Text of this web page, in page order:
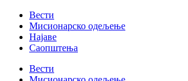
Вести
Мисионарско одељење
Најаве
Саопштења
Вести